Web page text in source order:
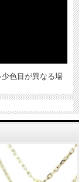
色目が異なる場